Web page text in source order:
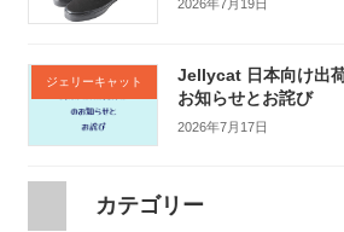
2026年7月19日
ジェリーキャット
Jellycat 日本向け出
お知らせとお詫び
2026年7月17日
カテゴリー